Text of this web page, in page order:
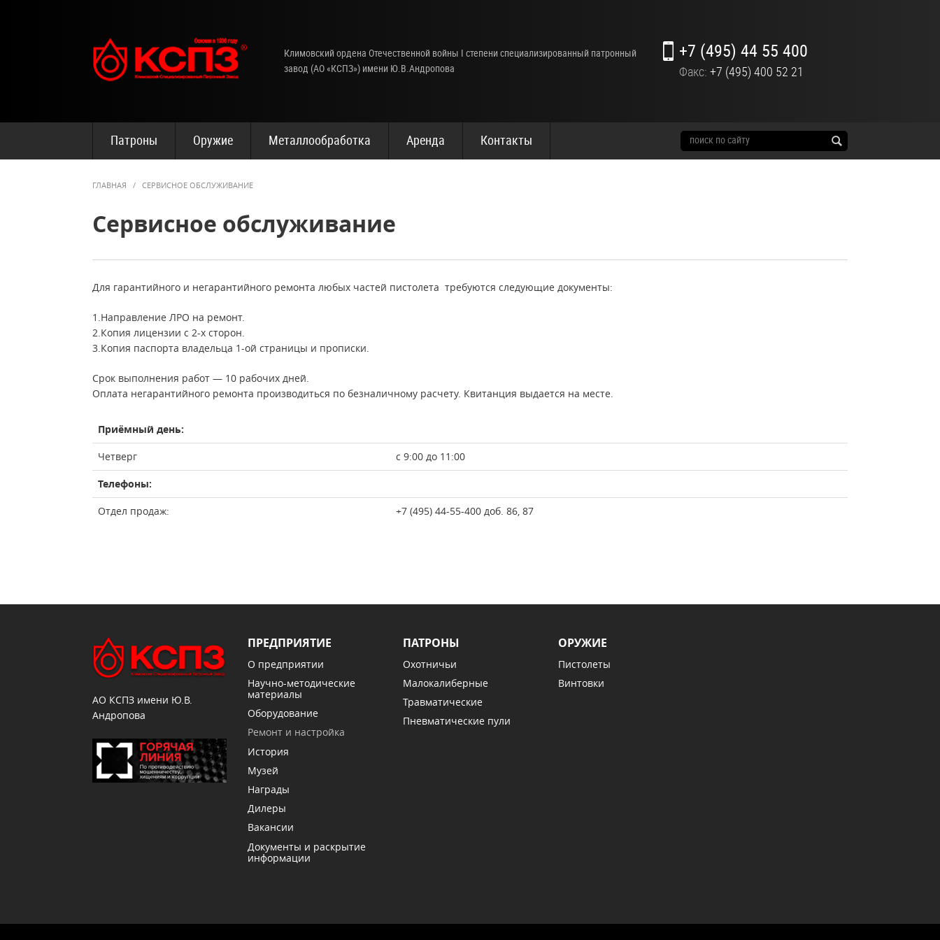
Климовский ордена Отечественной войны I степени специализированный патронный
завод (АО «КСПЗ») имени Ю.В.Андропова
+7 (495) 44 55 400
Факс: +7 (495) 400 52 21
Патроны Оружие Металлообработка Аренда Контакты
ГЛАВНАЯ / СЕРВИСНОЕ ОБСЛУЖИВАНИЕ
Сервисное обслуживание
Для гарантийного и негарантийного ремонта любых частей пистолета требуются следующие документы:
1.Направление ЛРО на ремонт.
2.Копия лицензии с 2-х сторон.
3.Копия паспорта владельца 1-ой страницы и прописки.
Срок выполнения работ — 10 рабочих дней.
Оплата негарантийного ремонта производиться по безналичному расчету. Квитанция выдается на месте.
Приёмный день:
Четверг с 9:00 до 11:00
Телефоны:
Отдел продаж: +7 (495) 44-55-400 доб. 86, 87
АО КСПЗ имени Ю.В.
Андропова
ПРЕДПРИЯТИЕ
О предприятии
Научно-методические
материалы
Оборудование
Ремонт и настройка
История
Музей
Награды
Дилеры
Вакансии
Документы и раскрытие
информации
ПАТРОНЫ
Охотничьи
Малокалиберные
Травматические
Пневматические пули
ОРУЖИЕ
Пистолеты
Винтовки